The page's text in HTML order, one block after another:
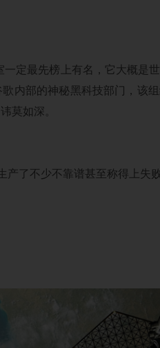
一定最先榜上有名，它大概是
内部的神秘黑科技部门，该
莫如深。
了不少不靠谱甚至称得上失败